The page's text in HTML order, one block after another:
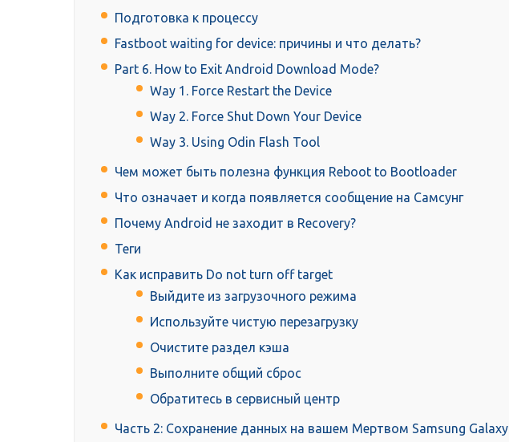
Подготовка к процессу
Fastboot waiting for device: причины и что делать?
Part 6. How to Exit Android Download Mode?
Way 1. Force Restart the Device
Way 2. Force Shut Down Your Device
Way 3. Using Odin Flash Tool
Чем может быть полезна функция Reboot to Bootloader
Что означает и когда появляется сообщение на Самсунг
Почему Android не заходит в Recovery?
Теги
Как исправить Do not turn off target
Выйдите из загрузочного режима
Используйте чистую перезагрузку
Очистите раздел кэша
Выполните общий сброс
Обратитесь в сервисный центр
Часть 2: Сохранение данных на вашем Мертвом Samsung Galaxy